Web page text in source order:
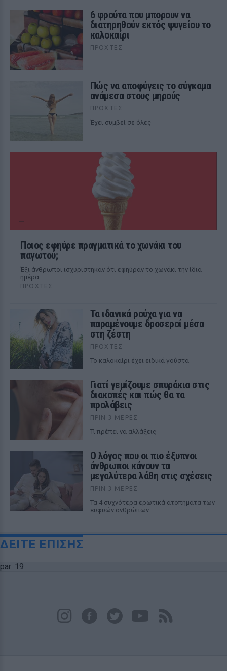
6 φρούτα που μπορουν να
διατηρηθούν εκτός ψυγείου το
καλοκαίρι
ΠΡΟΧΤΈΣ
Πώς να αποφύγεις το σύγκαμα
ανάμεσα στους μηρούς
ΠΡΟΧΤΈΣ
Έχει συμβεί σε όλες
Ποιος εφηύρε πραγματικά το χωνάκι του
παγωτού;
Έξι άνθρωποι ισχυρίστηκαν ότι εφηύραν το χωνάκι την ίδια
ημέρα
ΠΡΟΧΤΈΣ
Τα ιδανικά ρούχα για να
παραμένουμε δροσεροί μέσα
στη ζέστη
ΠΡΟΧΤΈΣ
To καλοκαίρι έχει ειδικά γούστα
Γιατί γεμίζουμε σπυράκια στις
διακοπές και πώς θα τα
προλάβεις
ΠΡΙΝ 3 ΜΈΡΕΣ
Τι πρέπει να αλλάξεις
Ο λόγος που οι πιο έξυπνοι
άνθρωποι κάνουν τα
μεγαλύτερα λάθη στις σχέσεις
ΠΡΙΝ 3 ΜΈΡΕΣ
Τα 4 συχνότερα ερωτικά ατοπήματα των
ευφυών ανθρώπων
ΔΕΙΤΕ ΕΠΙΣΗΣ
par: 19